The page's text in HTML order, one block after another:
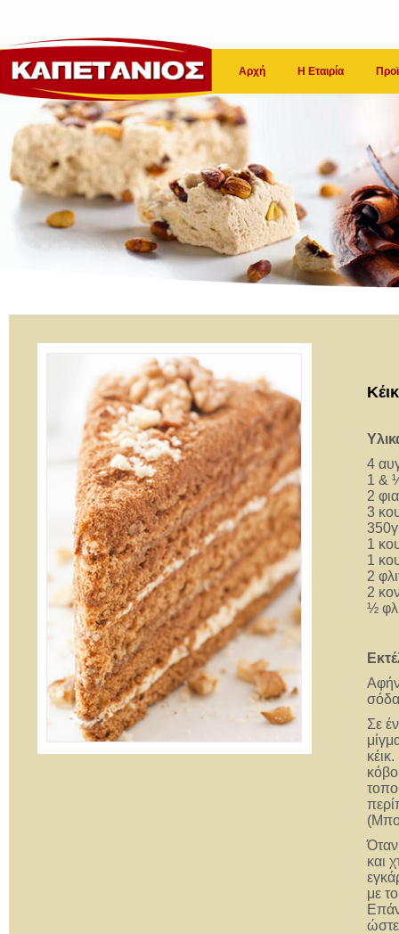
Αρχή Η Εταιρία
4
1 &
2
3
1
1
2
2
½
σόδα
Σε
και
με